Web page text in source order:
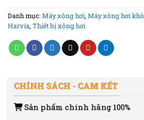
Danh mục: Máy xông hơi Máy xông hơi khô
Harvia Thiết bị xông hơi
CHÍNH SÁCH - CAM KẾT
Sản phẩm chính hãng 100%